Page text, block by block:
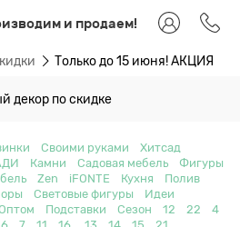
и продаем!
Только до 15 июня! АКЦИЯ
декор по скидке
Своими руками
Хитсад
Камни Садовая мебель
Фигуры
Zen iFONTE Кухня
Полив
Световые фигуры
Идеи
Подставки Сезон 12 22
4